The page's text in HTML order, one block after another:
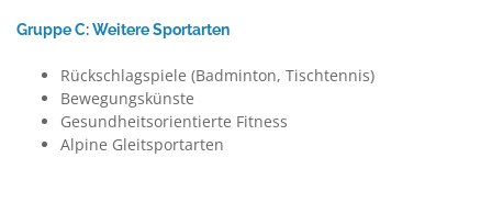
Gruppe C: Weitere Sportarten
Rückschlagspiele (Badminton, Tischtennis)
Bewegungskünste
Gesundheitsorientierte Fitness
Alpine Gleitsportarten